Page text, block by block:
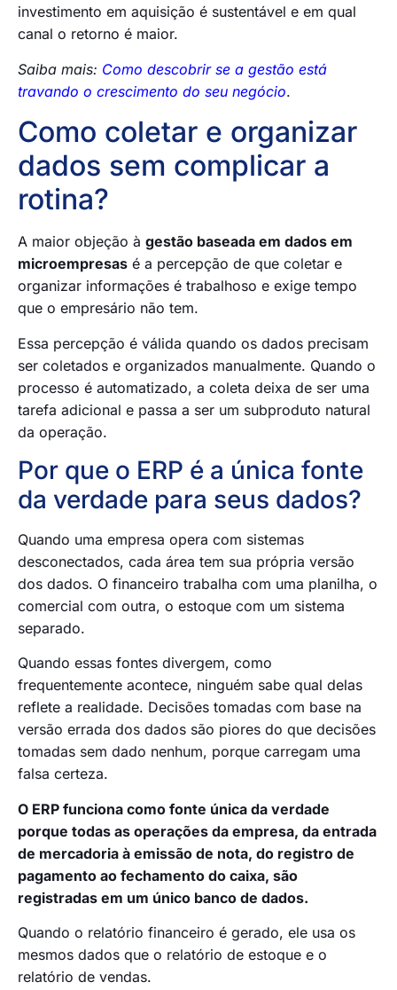
investimento em aquisição é sustentável e em qual
canal o retorno é maior.
Saiba mais: Como descobrir se a gestão está
travando o crescimento do seu negócio.
Como coletar e organizar
dados sem complicar a
rotina?
A maior objeção à gestão baseada em dados em
microempresas é a percepção de que coletar e
organizar informações é trabalhoso e exige tempo
que o empresário não tem.
Essa percepção é válida quando os dados precisam
ser coletados e organizados manualmente. Quando o
processo é automatizado, a coleta deixa de ser uma
tarefa adicional e passa a ser um subproduto natural
da operação.
Por que o ERP é a única fonte
da verdade para seus dados?
Quando uma empresa opera com sistemas
desconectados, cada área tem sua própria versão
dos dados. O financeiro trabalha com uma planilha, o
comercial com outra, o estoque com um sistema
separado.
Quando essas fontes divergem, como
frequentemente acontece, ninguém sabe qual delas
reflete a realidade. Decisões tomadas com base na
versão errada dos dados são piores do que decisões
tomadas sem dado nenhum, porque carregam uma
falsa certeza.
O ERP funciona como fonte única da verdade
porque todas as operações da empresa, da entrada
de mercadoria à emissão de nota, do registro de
pagamento ao fechamento do caixa, são
registradas em um único banco de dados.
Quando o relatório financeiro é gerado, ele usa os
mesmos dados que o relatório de estoque e o
relatório de vendas.